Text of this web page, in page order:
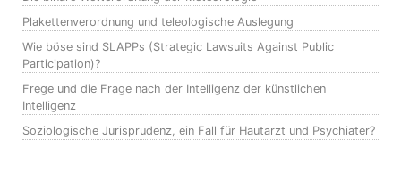
Plakettenverordnung und teleologische Auslegung
Wie böse sind SLAPPs (Strategic Lawsuits Against Public
Participation)?
Frege und die Frage nach der Intelligenz der künstlichen
Intelligenz
Soziologische Jurisprudenz, ein Fall für Hautarzt und Psychiater?